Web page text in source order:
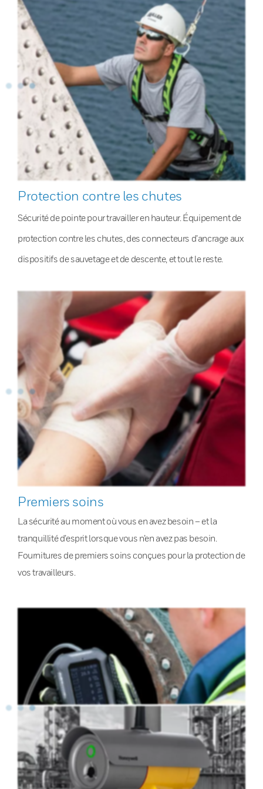
Protection contre les chutes
Sécurité de pointe pour travailler en hauteur. Équipement de
protection contre les chutes, des connecteurs d’ancrage aux
dispositifs de sauvetage et de descente, et tout le reste.
Premiers soins
La sécurité au moment où vous en avez besoin – et la
tranquillité d’esprit lorsque vous n’en avez pas besoin.
Fournitures de premiers soins conçues pour la protection de
vos travailleurs.